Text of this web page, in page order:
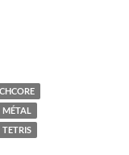
MÉTAL
TETRIS